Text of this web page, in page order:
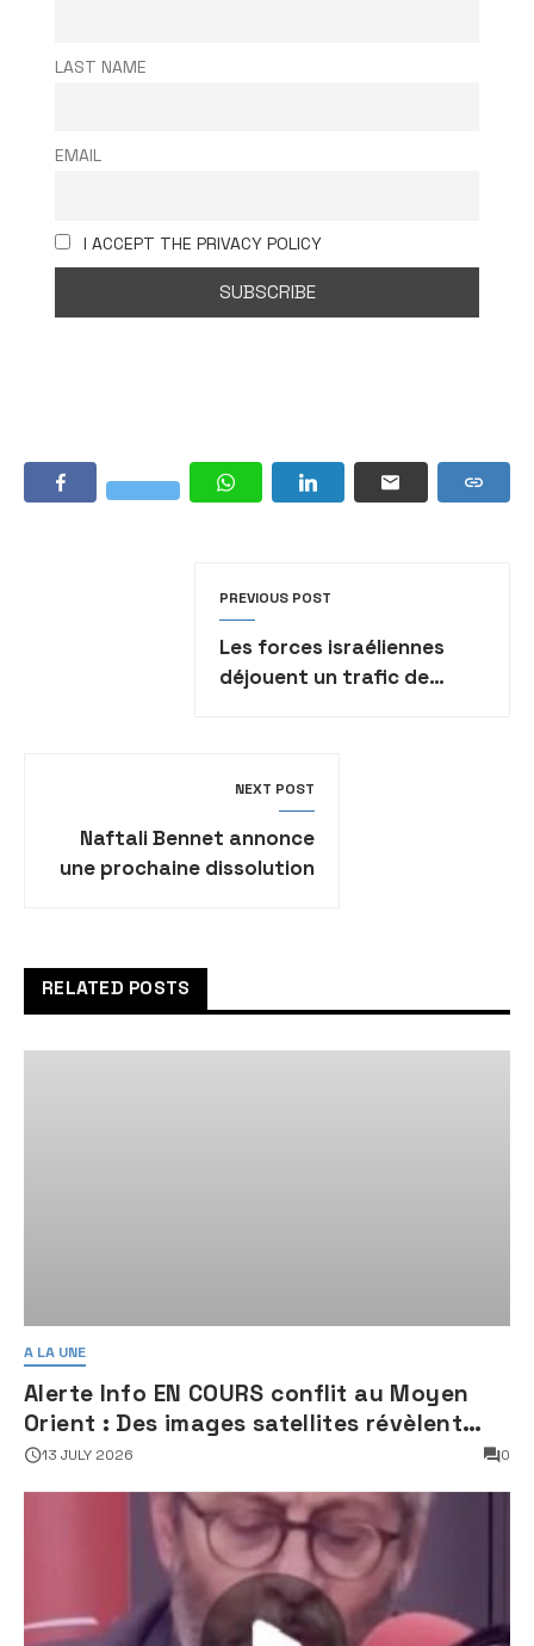
LAST NAME
EMAIL
I ACCEPT THE PRIVACY POLICY
PREVIOUS POST
Les forces israéliennes
déjouent un trafic de
NEXT POST
Naftali Bennet annonce
une prochaine dissolution
RELATED POSTS
A LA UNE
Alerte Info EN COURS conflit au Moyen
Orient : Des images satellites révèlent
une activité jugée « inquiétante » sur
13 JULY 2026 0